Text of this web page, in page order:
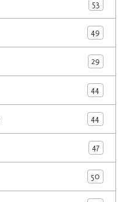
53
49
29
44
44
47
50